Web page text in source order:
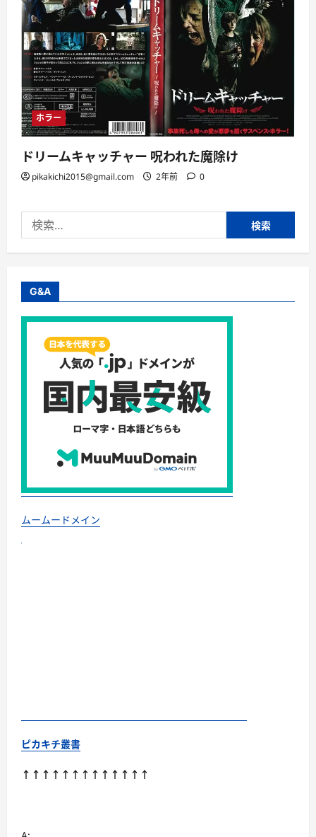
ホラー
ドリームキャッチャー 呪われた魔除け
pikakichi2015@gmail.com 2年前 0
索:
G&A
ムームードメイン
ピカキチ叢書
↑↑↑↑↑↑↑↑↑↑↑↑↑